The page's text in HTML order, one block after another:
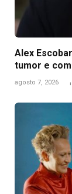
Alex
tumor e
agosto 7, 2026